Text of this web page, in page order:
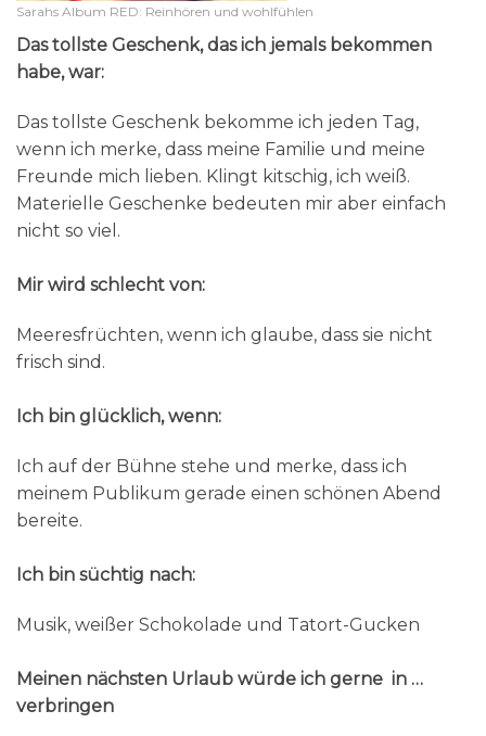
Sarahs Album RED: Reinhören und wohlfühlen
Das tollste Geschenk, das ich jemals bekommen
habe, war:
Das tollste Geschenk bekomme ich jeden Tag,
wenn ich merke, dass meine Familie und meine
Freunde mich lieben. Klingt kitschig, ich weiß.
Materielle Geschenke bedeuten mir aber einfach
nicht so viel.
Mir wird schlecht von:
Meeresfrüchten, wenn ich glaube, dass sie nicht
frisch sind.
Ich bin glücklich, wenn:
Ich auf der Bühne stehe und merke, dass ich
meinem Publikum gerade einen schönen Abend
bereite.
Ich bin süchtig nach:
Musik, weißer Schokolade und Tatort-Gucken
Meinen nächsten Urlaub würde ich gerne in …
verbringen